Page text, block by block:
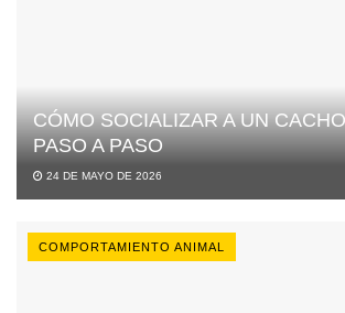
CÓMO SOCIALIZAR A UN
PASO A PASO
24 DE MAYO DE 2026
COMPORTAMIENTO ANIMAL